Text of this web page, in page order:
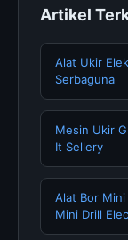
Artikel
Alat Ukir
Serbaguna
Mesin Ukir
It Sellery
Alat Bor
Mini Drill